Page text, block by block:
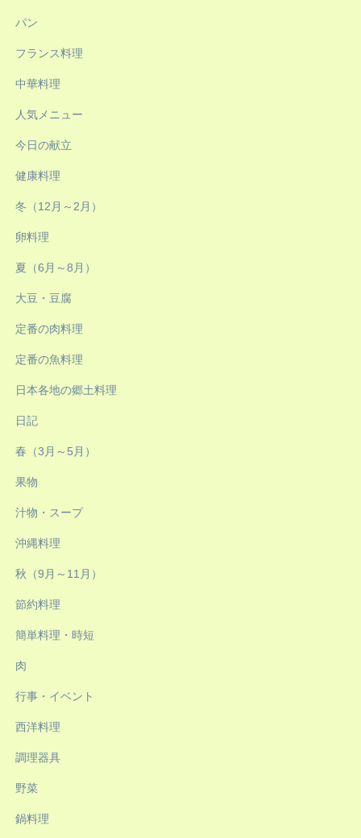
パン
フランス料理
中華料理
人気メニュー
今日の献立
健康料理
冬（12月～2月）
卵料理
夏（6月～8月）
大豆・豆腐
定番の肉料理
定番の魚料理
日本各地の郷土料理
日記
春（3月～5月）
果物
汁物・スープ
沖縄料理
秋（9月～11月）
節約料理
簡単料理・時短
肉
行事・イベント
西洋料理
調理器具
野菜
鍋料理